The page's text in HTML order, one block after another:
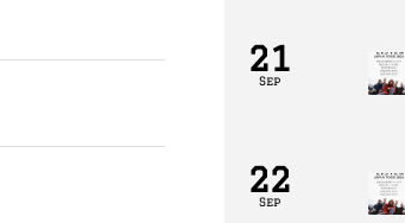
21
Sep
22
Sep